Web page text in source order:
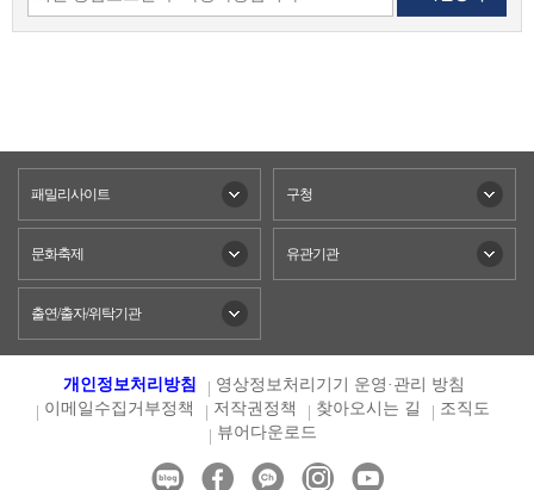
패밀리사이트 구청
문화축제 유관기관
출연/출자/위탁기관
개인정보처리방침
영상정보처리기기 운영·관리 방침
이메일수집거부정책
저작권정책 찾아오시는 길
조직도
뷰어다운로드